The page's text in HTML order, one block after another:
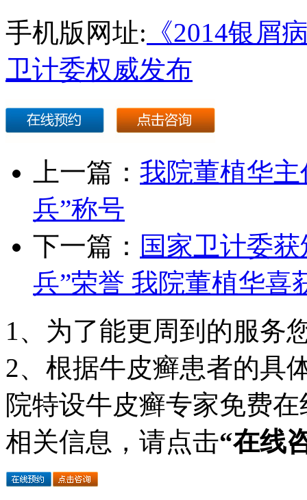
手机版网址: 《2014银屑
卫计委权威发布
上一篇： 我院董植华
兵”称号
下一篇： 国家卫计委
兵”荣誉 我院董植华喜
1、为了能更周到的服务
2、根据牛皮癣患者的具
院特设牛皮癣专家免费
相关信息，请点击“在线